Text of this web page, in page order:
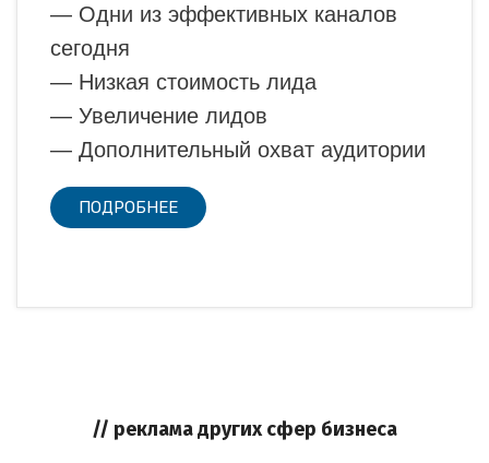
— Одни из эффективных каналов
сегодня
— Низкая стоимость лида
— Увеличение лидов
— Дополнительный охват аудитории
ПОДРОБНЕЕ
// реклама других сфер бизнеса